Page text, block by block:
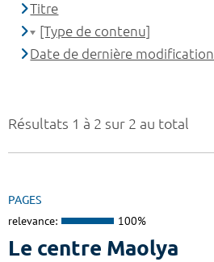
Résultats 1 à 2 sur 2 au total
PAGES
relevance: 100%
Le centre Maolya
Titre
[Type de contenu]
Date de dernière modification